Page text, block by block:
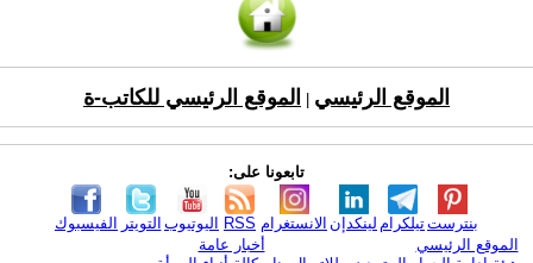
الموقع الرئيسي الموقع الرئيسي للكاتب-ة
تابعونا على:
الفيسبوك التويتر اليوتيوب RSS الانستغرام لينكدإن تيلكرامبنترست
الموقع الرئيسي
أخبار عامة